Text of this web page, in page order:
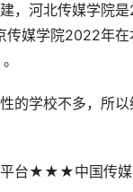
，河北传媒学院
媒学院2022年
的学校不多，所
台★★★中国传媒